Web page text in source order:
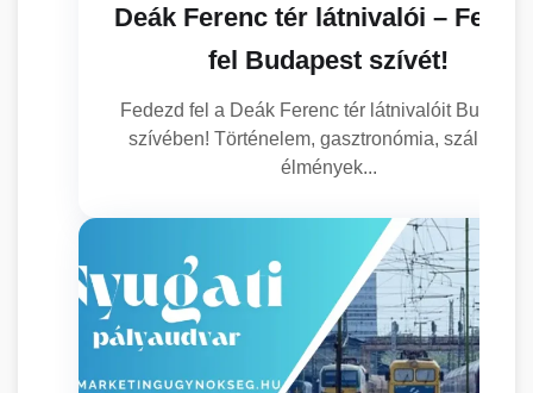
Deák Ferenc tér látnivalói –
fel Budapest szívét!
Fedezd fel a Deák Ferenc tér látnivalóit
szívében! Történelem, gasztronómia, szállás és
élmények...